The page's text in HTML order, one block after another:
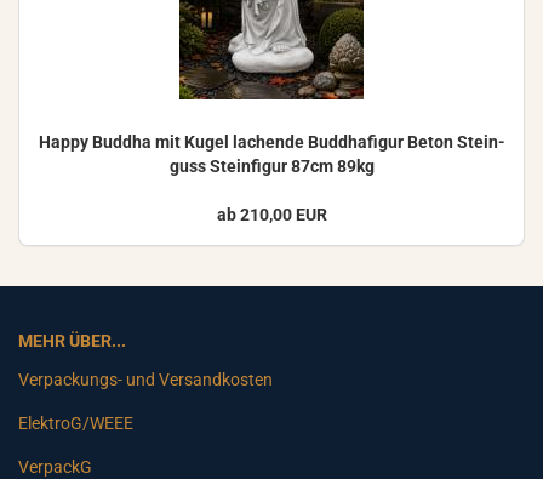
Happy Bud­dha mit Kugel la­chen­de Bud­dha­fi­gur Beton Stein­
guss Stein­fi­gur 87cm 89kg
ab 210,00 EUR
MEHR ÜBER...
Verpackungs- und Versandkosten
ElektroG/WEEE
VerpackG